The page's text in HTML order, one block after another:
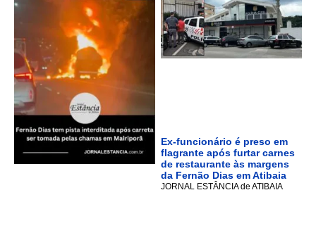
Ex-funcionário é preso em
flagrante após furtar carnes
de restaurante às margens
da Fernão Dias em Atibaia
JORNAL ESTÂNCIA de ATIBAIA